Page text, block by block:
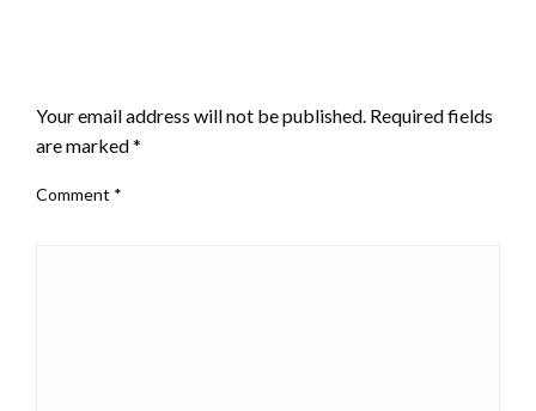
Your email address will not be published. Required fields
are marked*
Comment *